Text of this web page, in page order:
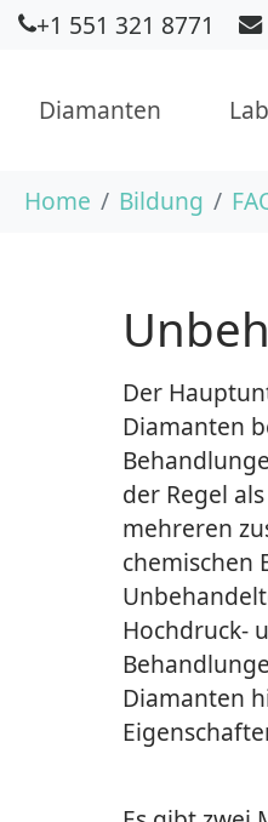
Skip to main content
+1 551 321 8771
Diamanten
You are here:
Home Bildung
Der
Diamanten
der Regel
mehreren
chemischen
Hochdruck-
Diamanten